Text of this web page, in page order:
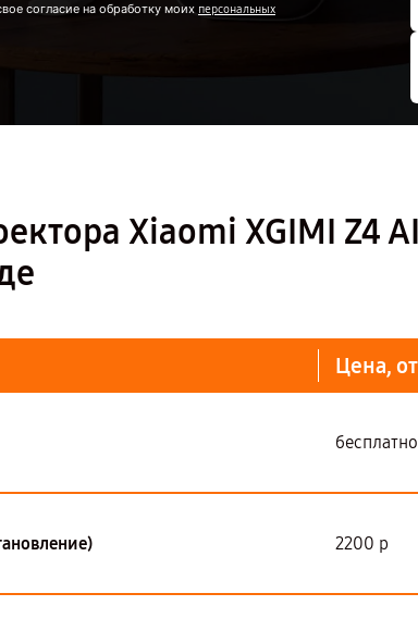
согласие на обработку моих персональных
Xiaomi XGIMI Z4
Цена, от
бесплатно
2200 р